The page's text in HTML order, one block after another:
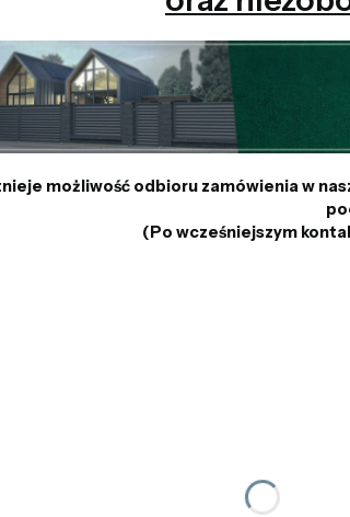
możliwość odbioru zamówienia w
(Po wcześniejszym